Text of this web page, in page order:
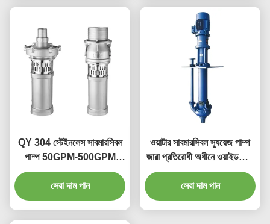
QY 304 স্টেইনলেস সাবমারসিবল
পাম্প 50GPM-500GPM
স্টেইনলেস স্টীল গভীর ওয়েল পাম্প
সেরা দাম পান
ওয়াটার সাবমারসিবল স্যুয়েজ পাম্প
জারা প্রতিরোধী অধীনে ওয়াইডব্লিউ
সিরিজ
সেরা দাম পান